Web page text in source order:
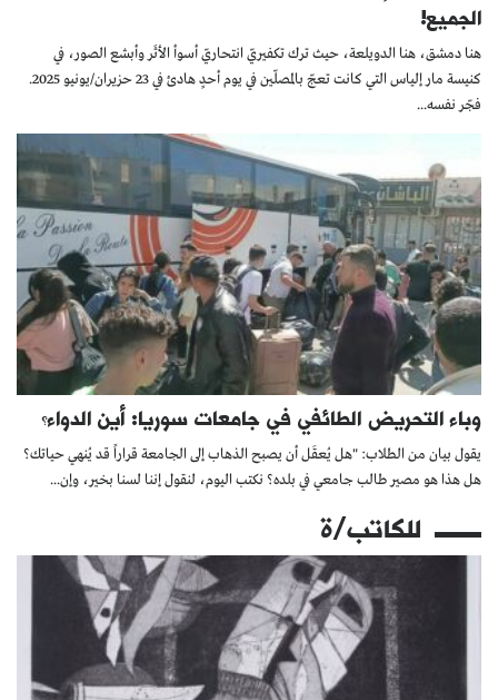
الجميع!
هنا دمشق، هنا الدويلعة، حيث ترك تكفيريّ انتحاريّ أسوأ الأثَر وأبشع الصور، في
كنيسة مار إلياس التي كانت تعجّ بالمصلّين في يوم أحدٍ هادئ في 23 حزيران/يونيو 2025.
فجّر نفسه...
وباء التحريض الطائفي في جامعات سوريا: أين الدواء؟
يقول بيان من الطلاب: "هل يُعقَل أن يصبح الذهاب إلى الجامعة قراراً قد يُنهي حياتك؟
هل هذا هو مصير طالب جامعي في بلده؟ نكتب اليوم، لنقول إننا لسنا بخير، وإن...
للكاتب/ة